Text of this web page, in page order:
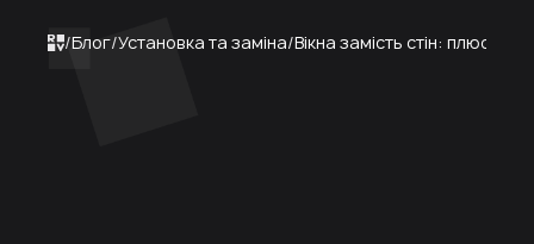
Блог Установка та заміна Вікна замість стін: плюси